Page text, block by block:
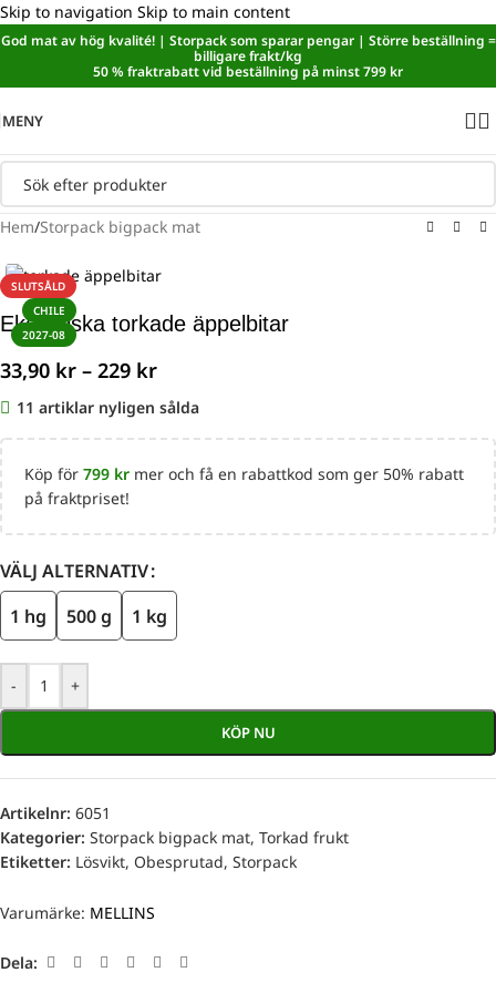
Skip to navigation Skip to main content
Sänkt matmoms! I kassan dras automatiskt 5,35 % av från alla
varor.
God mat av hög kvalité! | Storpack som sparar pengar | Större beställning =
billigare frakt/kg
50 % fraktrabatt vid beställning på minst 799 kr
MENY
Hem/Storpack bigpack mat
SLUTSÅLD
CHILE
2027-08
Ekologiska torkade äppelbitar
33,90 kr – 229 kr
11
Köp för 799 kr mer och få en rabattkod som ger 50% rabatt
på fraktpriset!
VÄLJ ALTERNATIV
1 hg
500 g 1 kg
- +
KÖP NU
Artikelnr: 6051
Kategorier: Storpack bigpack mat, Torkad frukt
Etiketter: Lösvikt, Obesprutad, Storpack
Varumärke: MELLINS
Dela: